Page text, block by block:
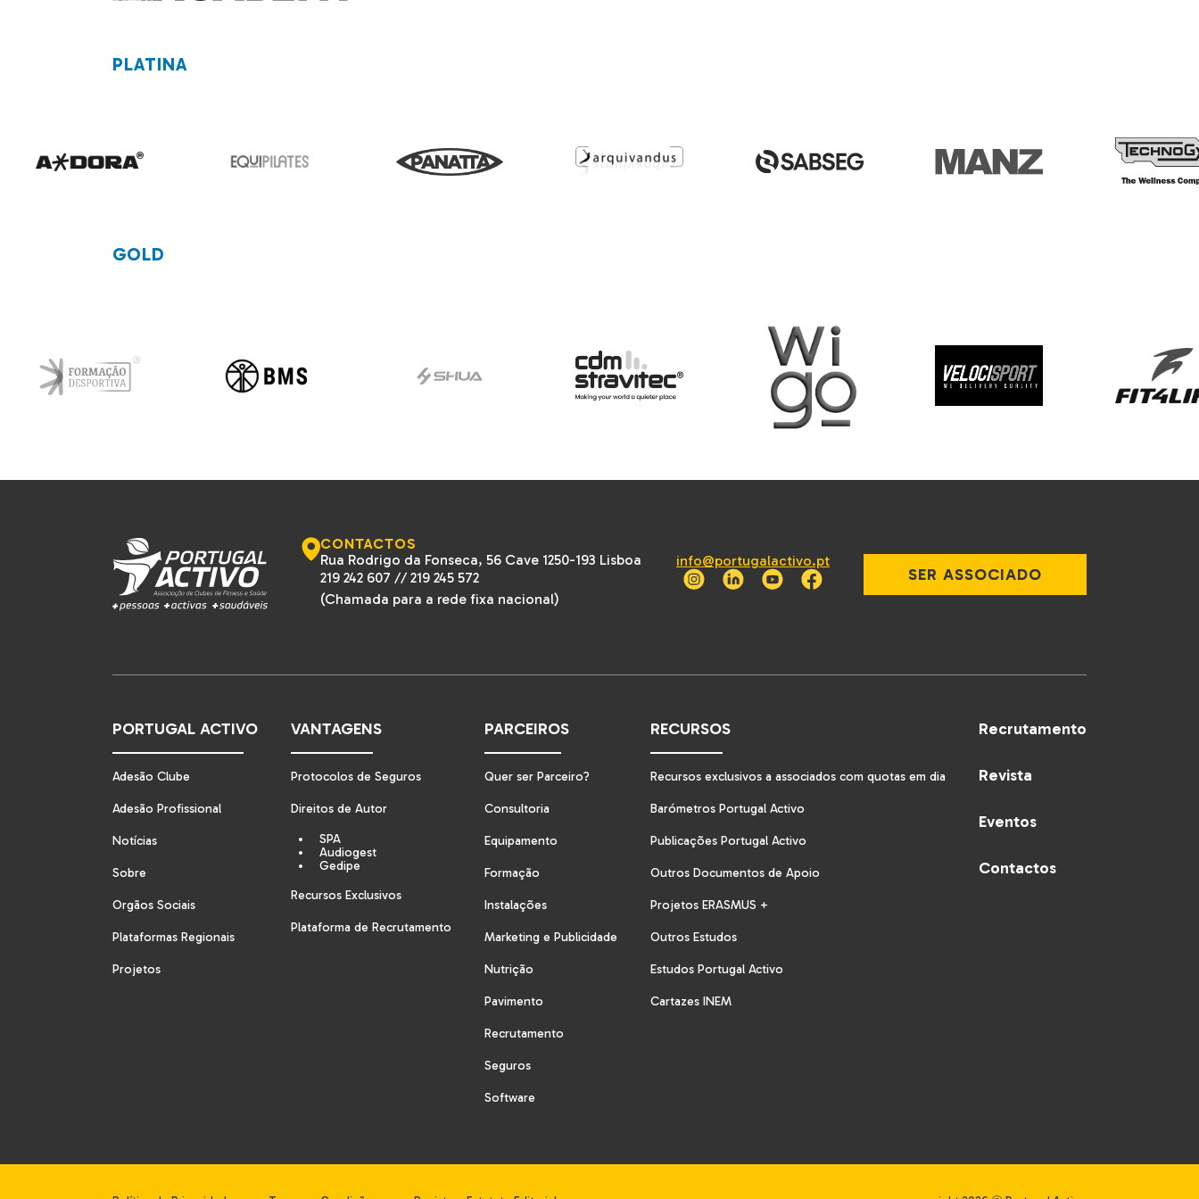
PLATINA
GOLD
CONTACTOS
Rua Rodrigo da Fonseca, 56 Cave 1250-193 Lisboa
219 242 607 // 219 245 572
(Chamada para a rede fixa nacional)
info@portugalactivo.pt
SER ASSOCIADO
PORTUGAL ACTIVO
Adesão Clube
Adesão Profissional
Notícias
Sobre
Orgãos Sociais
Plataformas Regionais
Projetos
VANTAGENS
Protocolos de Seguros
Direitos de Autor
SPA
Audiogest
Gedipe
Recursos Exclusivos
Plataforma de Recrutamento
PARCEIROS
Quer ser Parceiro?
Consultoria
Equipamento
Formação
Instalações
Marketing e Publicidade
Nutrição
Pavimento
Recrutamento
Seguros
Software
RECURSOS
Recursos exclusivos a associados com quotas em dia
Barómetros Portugal Activo
Publicações Portugal Activo
Outros Documentos de Apoio
Projetos ERASMUS +
Outros Estudos
Estudos Portugal Activo
Cartazes INEM
Recrutamento
Revista
Eventos
Contactos